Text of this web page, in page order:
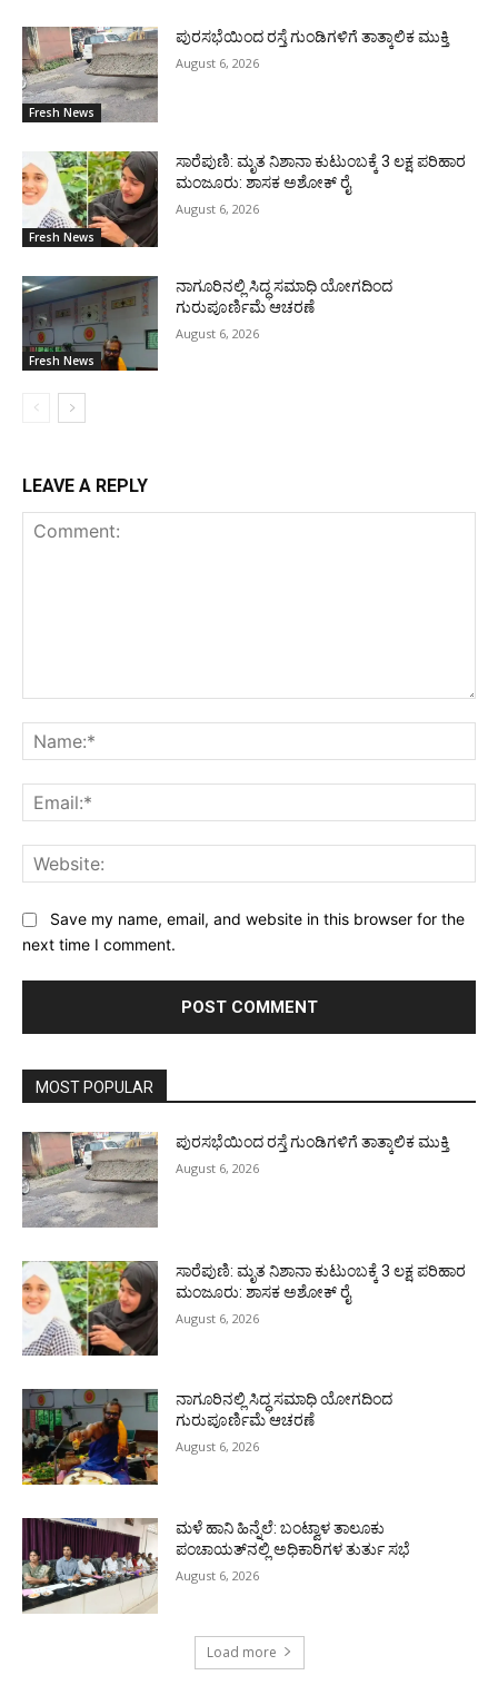
Fresh News
ಪುರಸಭೆಯಿಂದ ರಸ್ತೆ ಗುಂಡಿಗಳಿಗೆ ತಾತ್ಕಾಲಿಕ ಮುಕ್ತಿ
August 6, 2026
Fresh News
ಸಾರೆಪುಣಿ: ಮೃತ ನಿಶಾನಾ ಕುಟುಂಬಕ್ಕೆ 3 ಲಕ್ಷ ಪರಿಹಾರ
ಮಂಜೂರು: ಶಾಸಕ ಅಶೋಕ್ ರೈ
August 6, 2026
Fresh News
ನಾಗೂರಿನಲ್ಲಿ ಸಿದ್ಧ ಸಮಾಧಿ ಯೋಗದಿಂದ
ಗುರುಪೂರ್ಣಿಮೆ ಆಚರಣೆ
August 6, 2026
LEAVE A REPLY
Save my name, email, and website in this browser for the
next time I comment.
MOST POPULAR
ಪುರಸಭೆಯಿಂದ ರಸ್ತೆ ಗುಂಡಿಗಳಿಗೆ ತಾತ್ಕಾಲಿಕ ಮುಕ್ತಿ
August 6, 2026
ಸಾರೆಪುಣಿ: ಮೃತ ನಿಶಾನಾ ಕುಟುಂಬಕ್ಕೆ 3 ಲಕ್ಷ ಪರಿಹಾರ
ಮಂಜೂರು: ಶಾಸಕ ಅಶೋಕ್ ರೈ
August 6, 2026
ನಾಗೂರಿನಲ್ಲಿ ಸಿದ್ಧ ಸಮಾಧಿ ಯೋಗದಿಂದ
ಗುರುಪೂರ್ಣಿಮೆ ಆಚರಣೆ
August 6, 2026
ಮಳೆ ಹಾನಿ ಹಿನ್ನೆಲೆ: ಬಂಟ್ವಾಳ ತಾಲೂಕು
ಪಂಚಾಯತ್‌ನಲ್ಲಿ ಅಧಿಕಾರಿಗಳ ತುರ್ತು ಸಭೆ
August 6, 2026
Load more